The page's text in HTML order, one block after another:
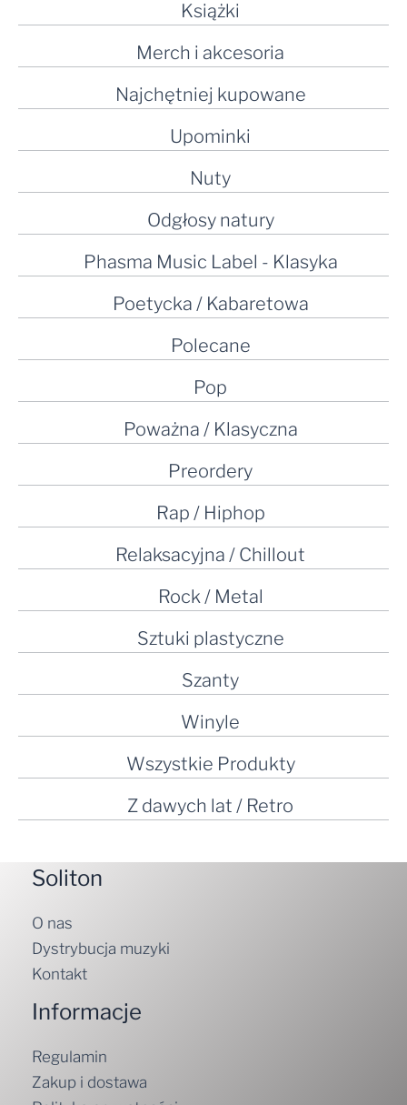
Książki
Merch i akcesoria
Najchętniej kupowane
Upominki
Nuty
Odgłosy natury
Phasma Music Label - Klasyka
Poetycka / Kabaretowa
Polecane
Pop
Poważna / Klasyczna
Preordery
Rap / Hiphop
Relaksacyjna / Chillout
Rock / Metal
Sztuki plastyczne
Szanty
Winyle
Wszystkie Produkty
Z dawych lat / Retro
Soliton
O nas
Dystrybucja muzyki
Kontakt
Informacje
Regulamin
Zakup i dostawa